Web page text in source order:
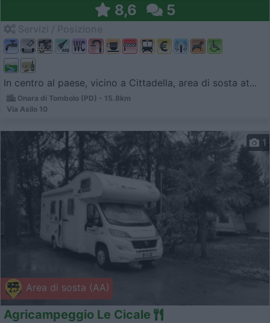
8,6 5
In centro al paese, vicino a Cittadella, area di sosta at...
Onara di Tombolo (PD) - 15.8km
Via Asilo 10
Area di sosta (AA)
1
Agricampeggio Le Cicale